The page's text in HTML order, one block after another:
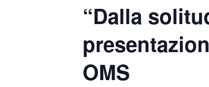
“Dalla
OMS